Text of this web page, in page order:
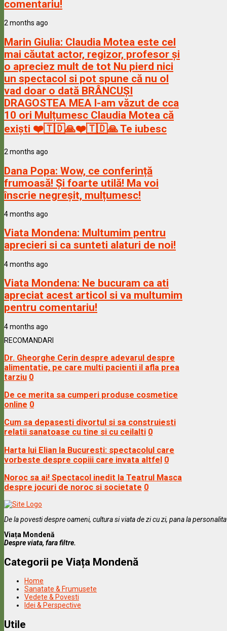
comentariu!
2 months ago
Marin Giulia: Claudia Motea este cel
mai căutat actor, regizor, profesor și
o apreciez mult de tot Nu pierd nici
un spectacol si pot spune că nu ol
vad doar o dată BRÂNCUȘI
DRAGOSTEA MEA l-am văzut de cca
10 ori Mulțumesc Claudia Motea că
exiști ❤️🇹🇩🙏❤️🇹🇩🙏 Te iubesc
2 months ago
Dana Popa: Wow, ce conferință
frumoasă! Și foarte utilă! Ma voi
înscrie negreșit, mulțumesc!
4 months ago
Viata Mondena: Multumim pentru
aprecieri si ca sunteti alaturi de noi!
4 months ago
Viata Mondena: Ne bucuram ca ati
apreciat acest articol si va multumim
pentru comentariu!
4 months ago
RECOMANDARI
Dr. Gheorghe Cerin despre adevarul despre
alimentatie, pe care multi pacienti il afla prea
tarziu 0
De ce merita sa cumperi produse cosmetice
online 0
Cum sa depasesti divortul si sa construiesti
relatii sanatoase cu tine si cu ceilalti 0
Harta lui Elian la Bucuresti: spectacolul care
vorbeste despre copiii care invata altfel 0
Noroc sa ai! Spectacol inedit la Teatrul Masca
despre jocuri de noroc si societate 0
De la povesti despre oameni, cultura si viata de zi cu zi, pana la
Viața Mondenă
Despre viata, fara filtre.
Categorii pe Viața Mondenă
Home
Sanatate & Frumusete
Vedete & Povesti
Idei & Perspective
Utile